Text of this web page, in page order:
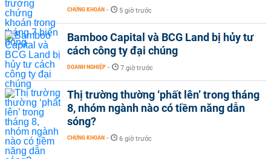
CHỨNG KHOÁN - 5 giờ trước
Bamboo Capital và BCG Land bị hủy tư
cách công ty đại chúng
DOANH NGHIỆP - 7 giờ trước
Thị trường thường ‘phất lên’ trong tháng
8, nhóm ngành nào có tiềm năng dẫn
sóng?
CHỨNG KHOÁN - 6 giờ trước